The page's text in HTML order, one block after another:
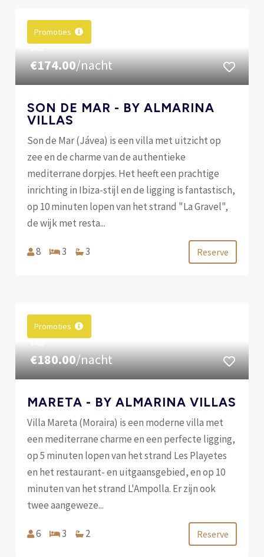
Promoties
€174.00/nacht
SON DE MAR - BY ALMARINA
VILLAS
Son de Mar (Jávea) is een villa met uitzicht op
zee en de charme van de authentieke
mediterrane dorpjes. Het heeft een prachtige
inrichting in Ibiza-stijl en de ligging is fantastisch,
op 10 minuten lopen van het strand "La Gravel",
de wijk met resta...
8 3 3 Reserve
Promoties
€180.00/nacht
MARETA - BY ALMARINA VILLAS
Villa Mareta (Moraira) is een moderne villa met
een mediterrane charme en een perfecte ligging,
op 5 minuten lopen van het strand Les Playetes
en het restaurant- en uitgaansgebied, en op 10
minuten van het strand L'Ampolla. Er zijn ook
twee aangeweze...
6 3 2 Reserve